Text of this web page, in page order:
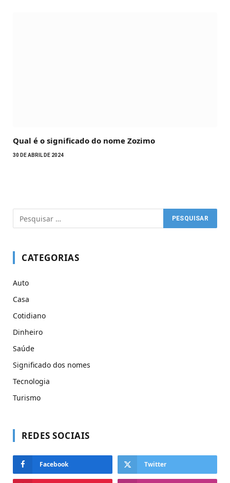
Qual é o significado do nome Zozimo
30 DE ABRIL DE 2024
CATEGORIAS
Auto
Casa
Cotidiano
Dinheiro
Saúde
Significado dos nomes
Tecnologia
Turismo
REDES SOCIAIS
Facebook Twitter